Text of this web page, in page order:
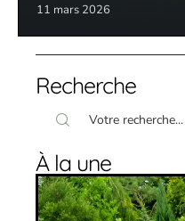
11 mars 2026
Recherche
À la une